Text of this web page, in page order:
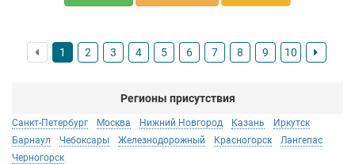
1 2 3 4 5 6 7 8 9 10
Регионы присутствия
Санкт-Петербург Москва Нижний Новгород Казань
Иркутск
Барнаул
Чебоксары Железнодорожный Красногорск
Лангепас
Черногорск